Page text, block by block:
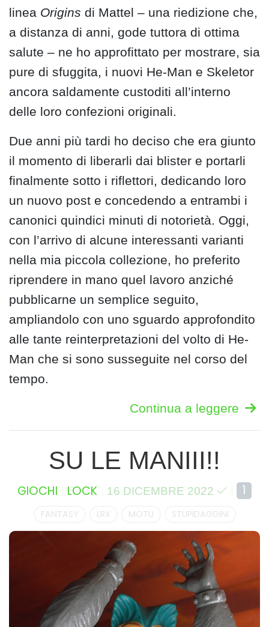
linea Origins di Mattel – una riedizione che,
a distanza di anni, gode tuttora di ottima
salute – ne ho approfittato per mostrare, sia
pure di sfuggita, i nuovi He-Man e Skeletor
ancora saldamente custoditi all’interno
delle loro confezioni originali.
Due anni più tardi ho deciso che era giunto
il momento di liberarli dai blister e portarli
finalmente sotto i riflettori, dedicando loro
un nuovo post e concedendo a entrambi i
canonici quindici minuti di notorietà. Oggi,
con l’arrivo di alcune interessanti varianti
nella mia piccola collezione, ho preferito
riprendere in mano quel lavoro anziché
pubblicarne un semplice seguito,
ampliandolo con uno sguardo approfondito
alle tante reinterpretazioni del volto di He-
Man che si sono susseguite nel corso del
tempo.
Continua a leggere
SU LE MANIII!!
GIOCHI LOCK 16 DICEMBRE 2022 1
FANTASY LRX MOTU STUPIDAGGINI